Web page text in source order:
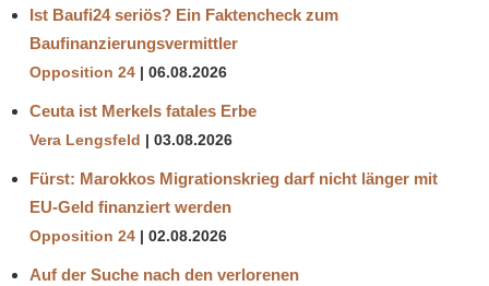
Ist Baufi24 seriös? Ein Faktencheck zum
Baufinanzierungsvermittler
Opposition 24 06.08.2026
Ceuta ist Merkels fatales Erbe
Vera Lengsfeld 03.08.2026
Fürst: Marokkos Migrationskrieg darf nicht länger mit
EU-Geld finanziert werden
Opposition 24 02.08.2026
Auf der Suche nach den verlorenen